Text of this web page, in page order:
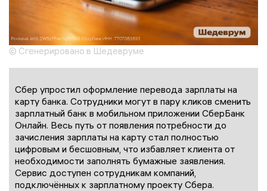
© Сгенерировано в Шедевруме
Сбер упростил оформление перевода зарплаты на
карту банка. Сотрудники могут в пару кликов сменить
зарплатный банк в мобильном приложении СберБанк
Онлайн. Весь путь от появления потребности до
зачисления зарплаты на карту стал полностью
цифровым и бесшовным, что избавляет клиента от
необходимости заполнять бумажные заявления.
Сервис доступен сотрудникам компаний,
подключённых к зарплатному проекту Сбера.